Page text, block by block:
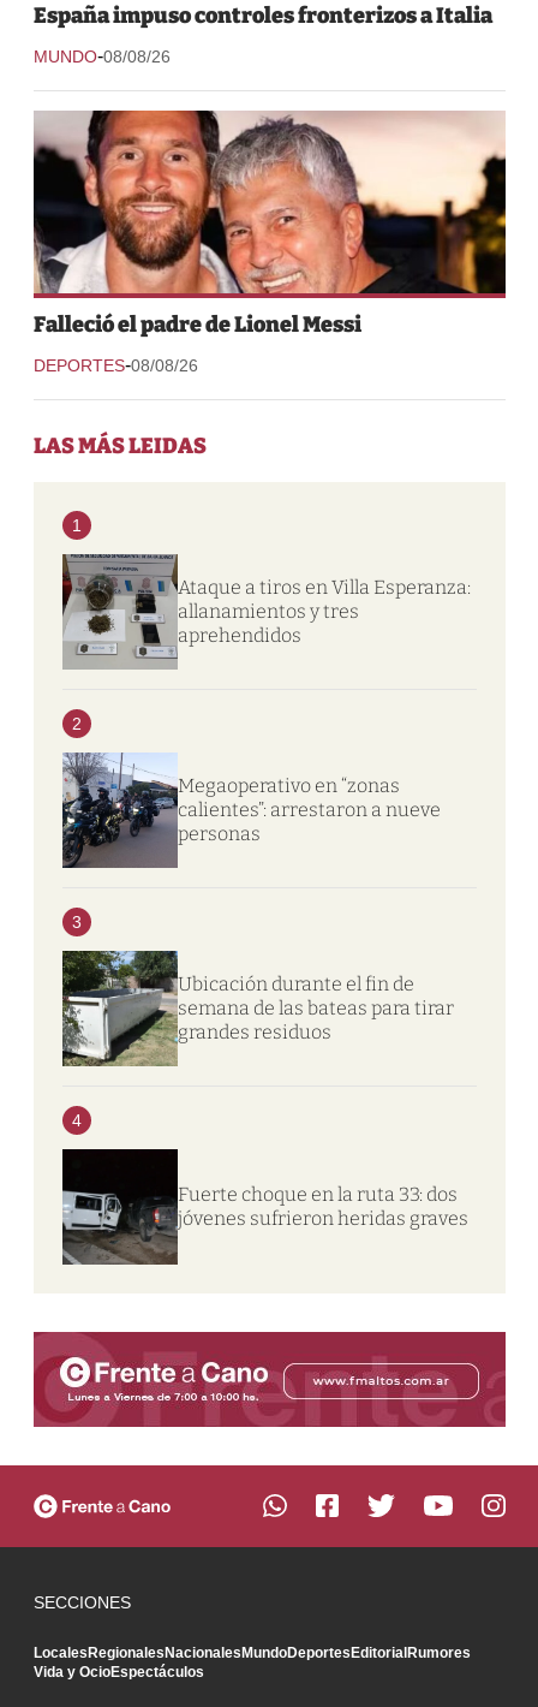
España impuso controles fronterizos a Italia
MUNDO-08/08/26
Falleció el padre de Lionel Messi
DEPORTES-08/08/26
LAS MÁS LEIDAS
1
Ataque a tiros en Villa Esperanza:
allanamientos y tres
aprehendidos
2
Megaoperativo en “zonas
calientes”: arrestaron a nueve
personas
3
Ubicación durante el fin de
semana de las bateas para tirar
grandes residuos
4
Fuerte choque en la ruta 33: dos
jóvenes sufrieron heridas graves
SECCIONES
LocalesRegionalesNacionalesMundoDeportesEditorialRumores
Vida y OcioEspectáculos